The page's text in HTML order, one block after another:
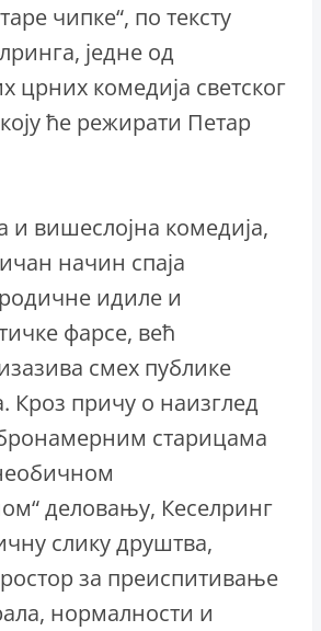
чипке“, по тексту
једне од
црних комедија светског
ће режирати Петар
и вишеслојна комедија,
начин спаја
идиле и
фарсе, већ
смех публике
Кроз причу о наизглед
старицама
деловању, Кеселринг
слику друштва,
за преиспитивање
нормалности и